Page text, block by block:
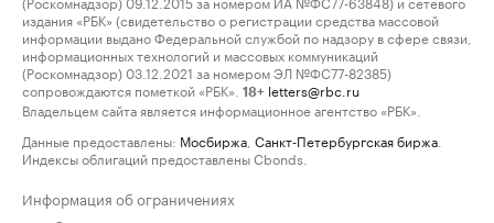
издания «РБК» (свидетельство о регистрации средства массовой
информации выдано Федеральной службой по надзору в сфере связи,
информационных технологий и массовых коммуникаций
(Роскомнадзор) 03.12.2021 за номером ЭЛ №ФС77-82385)
сопровождаются пометкой «РБК».
18+ letters@rbc.ru
Владельцем сайта является информационное агентство «РБК».
Данные предоставлены: Мосбиржа Санкт-Петербургская биржа
Индексы облигаций предоставлены Cbonds.
Информация об ограничениях